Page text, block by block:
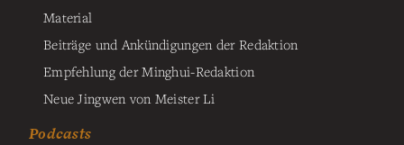
Material
Beiträge und Ankündigungen der Redaktion
Empfehlung der Minghui-Redaktion
Neue Jingwen von Meister Li
Podcasts